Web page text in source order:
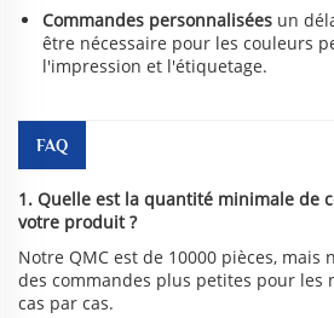
Commandes personnalisées un
être nécessaire pour les couleurs
l'impression et l'étiquetage.
FAQ
1. Quelle est la quantité minimale de
votre produit ?
Notre QMC est de 10000 pièces, mais
des commandes plus petites pour les
cas par cas.